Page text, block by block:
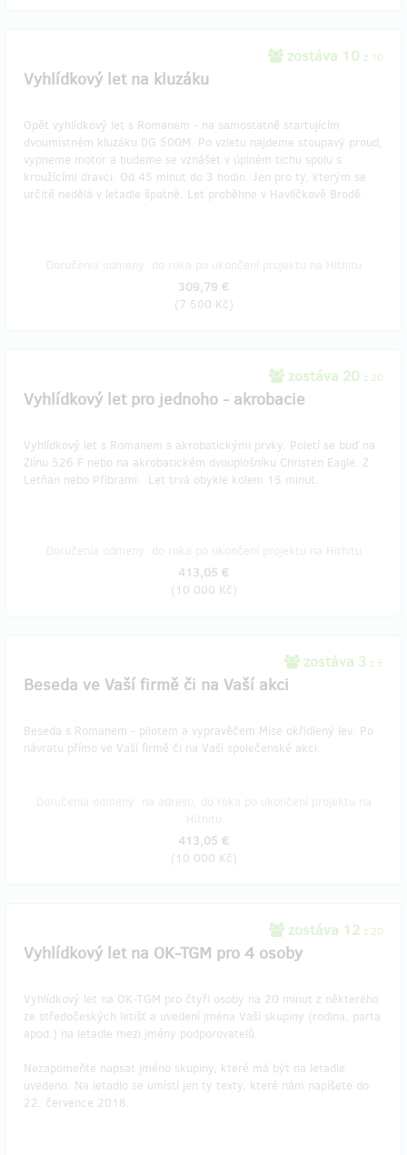
zostáva 10 z 10
Vyhlídkový let na kluzáku
Opět vyhlídkový let s Romanem - na samostatně startujícím
dvoumístném kluzáku DG 500M. Po vzletu najdeme stoupavý proud,
vypneme motor a budeme se vznášet v úplném tichu spolu s
kroužícími dravci. Od 45 minut do 3 hodin. Jen pro ty, kterým se
určitě nedělá v letadle špatně. Let proběhne v Havlíčkově Brodě.
309,79 €
(7 500 Kč)
zostáva 20 z 20
Vyhlídkový let pro jednoho - akrobacie
Vyhlídkový let s Romanem s akrobatickými prvky. Poletí se buď na
Zlínu 526 F nebo na akrobatickém dvouplošníku Christen Eagle. Z
Letňan nebo Příbrami. Let trvá obykle kolem 15 minut.
413,05 €
(10 000 Kč)
zostáva 3 z 5
Beseda ve Vaší firmě či na Vaší akci
Beseda s Romanem - pilotem a vypravěčem Mise okřídlený lev. Po
návratu přímo ve Vaší firmě či na Vaší společenské akci.
413,05 €
(10 000 Kč)
zostáva 12 z 20
Vyhlídkový let na OK-TGM pro 4 osoby
Vyhlídkový let na OK-TGM pro čtyři osoby na 20 minut z některého
ze středočeských letišť a uvedení jména Vaší skupiny (rodina, parta
apod.) na letadle mezi jmény podporovatelů.
Nezapomeňte napsat jméno skupiny, které má být na letadle
uvedeno. Na letadlo se umístí jen ty texty, které nám napíšete do
22. července 2018.